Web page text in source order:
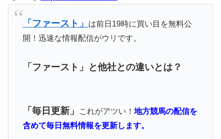
「ファースト」
は前日19時に買い目を無料公
開！迅速な情報配信がウリです。
「ファースト」と他社との違いとは？
「毎日更新」 これがアツい！ 地方競馬の配信を
含めて毎日無料情報を更新します。